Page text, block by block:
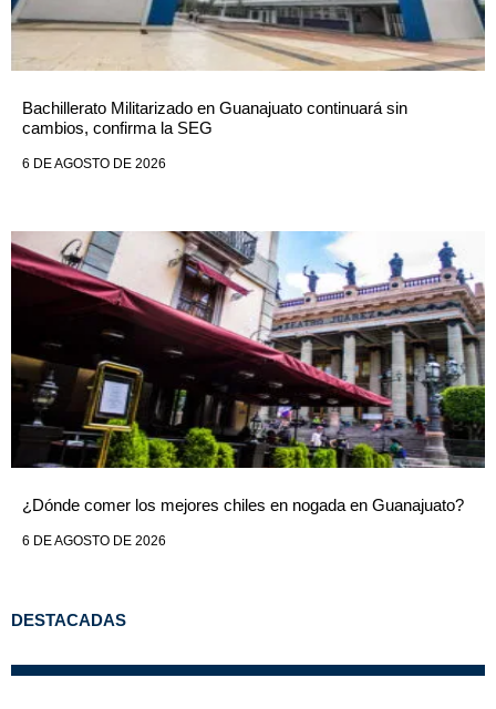
Bachillerato Militarizado en Guanajuato continuará sin
cambios, confirma la SEG
6 DE AGOSTO DE 2026
¿Dónde comer los mejores chiles en nogada en Guanajuato?
6 DE AGOSTO DE 2026
DESTACADAS